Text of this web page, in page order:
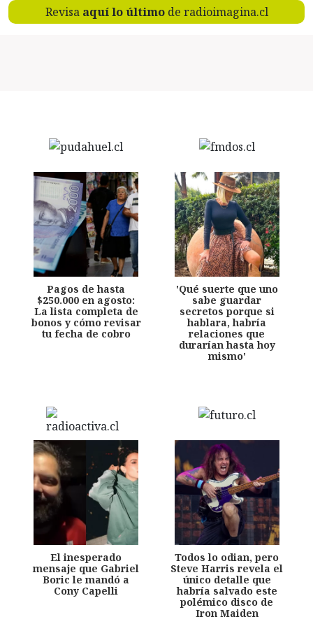
Revisa aquí lo últimode radioimagina.cl
Pagos de hasta
$250.000 en agosto:
La lista completa de
bonos y cómo revisar
tu fecha de cobro
'Qué suerte que uno
sabe guardar
secretos porque si
hablara, habría
relaciones que
durarían hasta hoy
mismo'
El inesperado
mensaje que Gabriel
Boric le mandó a
Cony Capelli
Todos lo odian, pero
Steve Harris revela el
único detalle que
habría salvado este
polémico disco de
Iron Maiden